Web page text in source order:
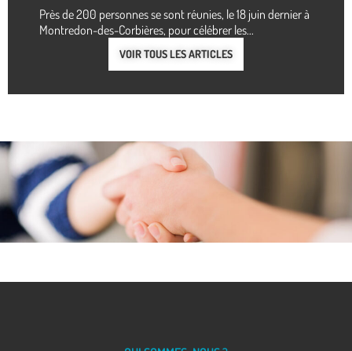
Près de 200 personnes se sont réunies, le 18 juin dernier à
Montredon-des-Corbières, pour célébrer les...
VOIR TOUS LES ARTICLES